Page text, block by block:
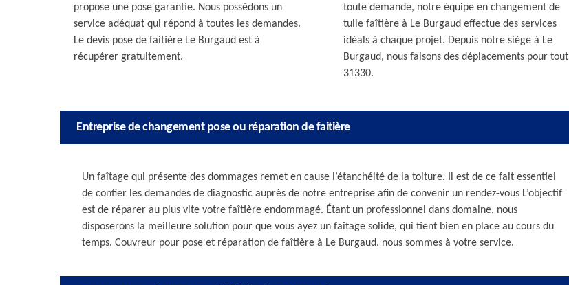
propose une pose garantie. Nous possédons un
service adéquat qui répond à toutes les demandes.
Le devis pose de faitière Le Burgaud est à
récupérer gratuitement.
toute demande, notre équipe en changement de
tuile faîtière à Le Burgaud effectue des services
idéals à chaque projet. Depuis notre siège à Le
Burgaud, nous faisons des déplacements pour tout
31330.
Entreprise de changement pose ou réparation de faitière
Un faîtage qui présente des dommages remet en cause l’étanchéité de la toiture. Il est de ce fait essentiel
de confier les demandes de diagnostic auprès de notre entreprise afin de convenir un rendez-vous L’objectif
est de réparer au plus vite votre faîtière endommagé. Étant un professionnel dans domaine, nous
disposerons la meilleure solution pour que vous ayez un faîtage solide, qui tient bien en place au cours du
temps. Couvreur pour pose et réparation de faîtière à Le Burgaud, nous sommes à votre service.